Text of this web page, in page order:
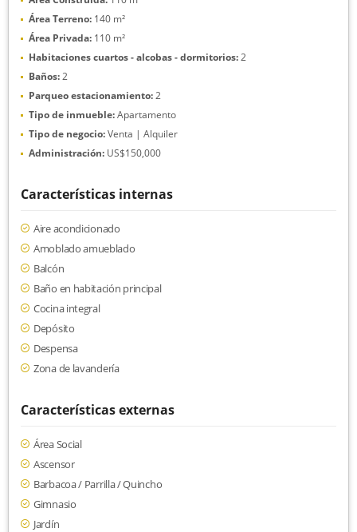
Área Terreno: 140 m²
Área Privada: 110 m²
Habitaciones cuartos - alcobas - dormitorios:2
Baños:2
Parqueo estacionamiento:2
Tipo de inmueble:Apartamento
Tipo de negocio:Venta | Alquiler
Administración: US$150,000
Características internas
Aire acondicionado
Amoblado amueblado
Balcón
Baño en habitación principal
Cocina integral
Depósito
Despensa
Zona de lavandería
Características externas
Área Social
Ascensor
Barbacoa / Parrilla / Quincho
Gimnasio
Jardín